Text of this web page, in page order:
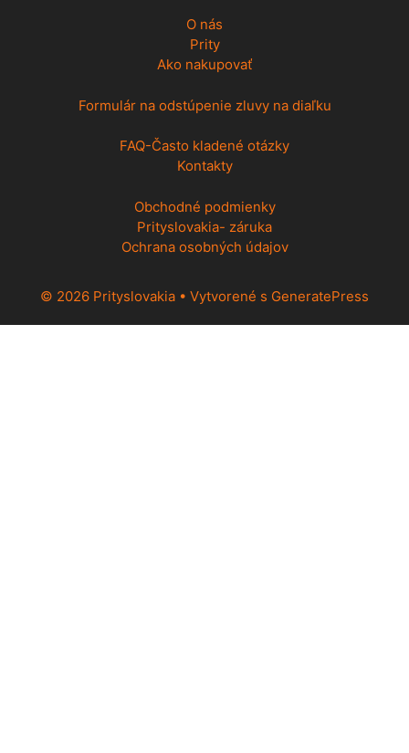
O nás
Prity
Ako nakupovať
Formulár na odstúpenie zluvy na diaľku
FAQ-Často kladené otázky
Kontakty
Obchodné podmienky
Prityslovakia- záruka
Ochrana osobných údajov
© 2026 Prityslovakia • Vytvorené s GeneratePress